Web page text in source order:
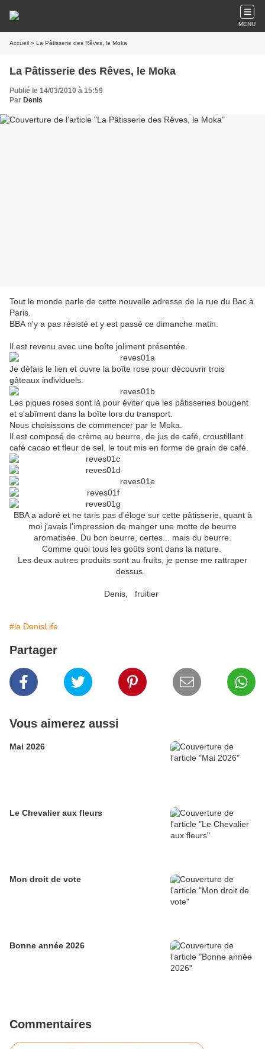
MENU
Accueil » La Pâtisserie des Rêves, le Moka
La Pâtisserie des Rêves, le Moka
Publié le 14/03/2010 à 15:59
Par Denis
Tout le monde parle de cette nouvelle adresse de la rue du Bac à
Paris.
BBA n'y a pas résisté et y est passé ce dimanche matin.
Il est revenu avec une boîte joliment présentée.
Je défais le lien et ouvre la boîte rose pour découvrir trois
gâteaux individuels.
Les piques roses sont là pour éviter que les pâtisseries bougent
et s'abîment dans la boîte lors du transport.
Nous choisissons de commencer par le Moka.
Il est composé de crème au beurre, de jus de café, croustillant
café cacao et fleur de sel, le tout mis en forme de grain de café.
BBA a adoré et ne taris pas d'éloge sur cette pâtisserie, quant à
moi j'avais l'impression de manger une motte de beurre
aromatisée. Du bon beurre, certes... mais du beurre.
Comme quoi tous les goûts sont dans la nature.
Les deux autres produits sont au fruits, je pense me rattraper
dessus.
Denis, fruitier
#la DenisLife
Partager
Vous aimerez aussi
Mai 2026
Le Chevalier aux fleurs
Mon droit de vote
Bonne année 2026
Commentaires